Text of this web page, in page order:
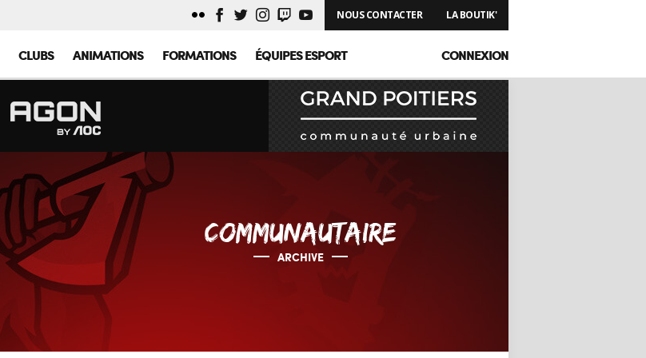
LA BOUTIK'
NOUS CONTACTER
CLUBS ANIMATIONS FORMATIONS ÉQUIPES ESPORT CONNEXION
COMMUNAUTAIRE
ARCHIVE